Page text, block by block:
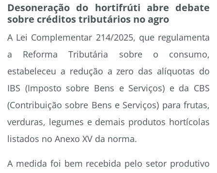
Desoneração do hortifrúti abre debate
sobre créditos tributários no agro
A Lei Complementar 214/2025, que regulamenta
a Reforma Tributária sobre o consumo,
estabeleceu a redução a zero das alíquotas do
IBS (Imposto sobre Bens e Serviços) e da CBS
(Contribuição sobre Bens e Serviços) para frutas,
verduras, legumes e demais produtos hortícolas
listados no Anexo XV da norma.
A medida foi bem recebida pelo setor produtivo